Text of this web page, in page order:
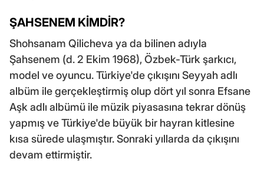
ŞAHSENEM KİMDİR?
Shohsanam Qilicheva ya da bilinen adıyla
Şahsenem (d. 2 Ekim 1968), Özbek-Türk şarkıcı,
model ve oyuncu. Türkiye'de çıkışını Seyyah adlı
albüm ile gerçekleştirmiş olup dört yıl sonra Efsane
Aşk adlı albümü ile müzik piyasasına tekrar dönüş
yapmış ve Türkiye'de büyük bir hayran kitlesine
kısa sürede ulaşmıştır. Sonraki yıllarda da çıkışını
devam ettirmiştir.